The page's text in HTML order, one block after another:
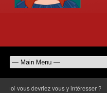
devriez vous y intéresser ?